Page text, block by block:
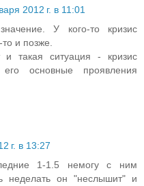
2012 г. в 11:01
У кого-то кризис
и позже.
такая ситуация - кризис
основные проявления
г. в 13:27
1-1.5 немогу с ним
неделать он "неслышит" и